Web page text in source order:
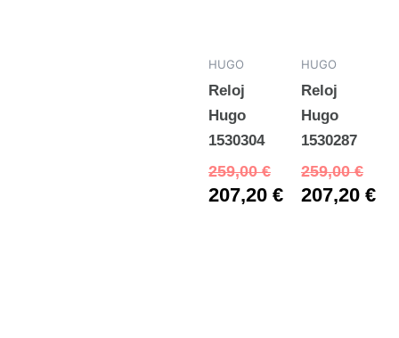
HUGO
Reloj
Hugo
1530304
259,00€
207,20 €
HUGO
Reloj
Hugo
1530287
259,00€
207,20 €